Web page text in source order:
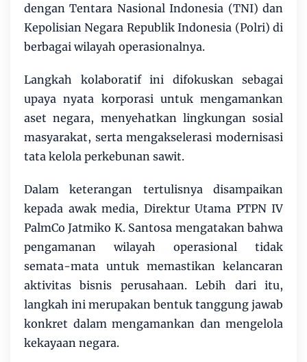
dengan Tentara Nasional Indonesia (TNI) dan
Kepolisian Negara Republik Indonesia (Polri) di
berbagai wilayah operasionalnya.
Langkah kolaboratif ini difokuskan sebagai
upaya nyata korporasi untuk mengamankan
aset negara, menyehatkan lingkungan sosial
masyarakat, serta mengakselerasi modernisasi
tata kelola perkebunan sawit.
Dalam keterangan tertulisnya disampaikan
kepada awak media, Direktur Utama PTPN IV
PalmCo Jatmiko K. Santosa mengatakan bahwa
pengamanan wilayah operasional tidak
semata-mata untuk memastikan kelancaran
aktivitas bisnis perusahaan. Lebih dari itu,
langkah ini merupakan bentuk tanggung jawab
konkret dalam mengamankan dan mengelola
kekayaan negara.